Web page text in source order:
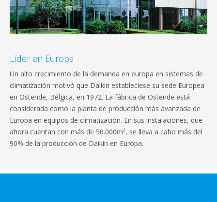
Líder en Europa
Un alto crecimiento de la demanda en europa en sistemas de
climatización motivó que Daikin estableciese su sede Europea
en Ostende, Bélgica, en 1972. La fábrica de Ostende está
considerada como la planta de producción más avanzada de
Europa en equipos de climatización. En sus instalaciones, que
ahora cuentan con más de 50.000m², se lleva a cabo más del
90% de la producción de Daikin en Europa.